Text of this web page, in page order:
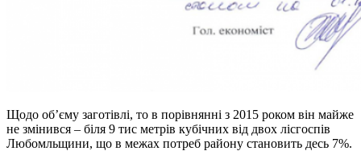
Щодо об’єму заготівлі, то в порівнянні з 2015 роком він майже
не змінився – біля 9 тис метрів кубічних від двох лісгоспів
Любомльщини, що в межах потреб району становить десь 7%.